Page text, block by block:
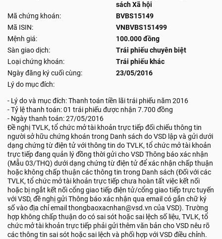
sách Xã hội
Mã chứng khoán:
BVBS15149
Mã ISIN:
VNBVBS151499
Mệnh giá:
100.000 đồng
Sàn giao dịch:
Trái phiếu chuyên biệt
Loại chứng khoán:
Trái phiếu khác
Ngày đăng ký cuối cùng:
23/05/2016
Lý do mục đích:
- Lý do và mục đích: Thanh toán tiền lãi trái phiếu năm 2016
- Tỷ lệ thanh toán: 01 trái phiếu được nhận 7.700 đồng
- Ngày thanh toán: 27/05/2016
Đề nghị TVLK, tổ chức mở tài khoản trực tiếp đối chiếu thông tin
người sở hữu chứng khoán trong Danh sách do VSD lập và gửi dưới
dạng chứng từ điện tử với thông tin do TVLK, tổ chức mở tài khoản
trực tiếp đang quản lý đồng thời gửi cho VSD Thông báo xác nhận
(Mẫu 03/THQ) dưới dạng chứng từ điện tử để xác nhận chấp thuận
hoặc không chấp thuận các thông tin trong Danh sách (Đối với các
TVLK, tổ chức mở tài khoản trực tiếp chưa hoàn tất việc kết nối
hoặc bị ngắt kết nối cổng giao tiếp điện tử/cổng giao tiếp trực tuyến
với VSD, đề nghị gửi Thông báo xác nhận qua email có gắn chữ ký
số vào địa chỉ email thongbaoxacnhan@vsd.vn của VSD). Trường
hợp không chấp thuận do có sai sót hoặc sai lệch số liệu, TVLK, tổ
chức mở tài khoản trực tiếp phải gửi thêm văn bản cho VSD nêu rõ
các thông tin sai sót hoặc sai lệch và phối hợp với VSD điều chỉnh.